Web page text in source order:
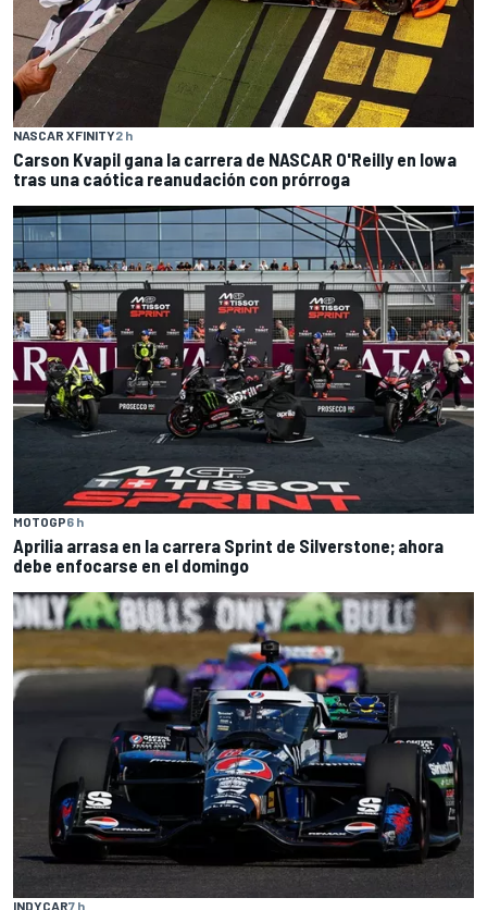
NASCAR XFINITY2 h
Carson Kvapil gana la carrera de NASCAR O'Reilly en Iowa
tras una caótica reanudación con prórroga
MOTOGP6 h
Aprilia arrasa en la carrera Sprint de Silverstone; ahora
debe enfocarse en el domingo
INDYCAR7 h